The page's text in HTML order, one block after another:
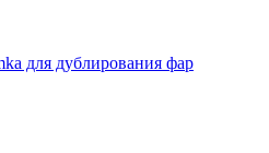
для дублирования фар